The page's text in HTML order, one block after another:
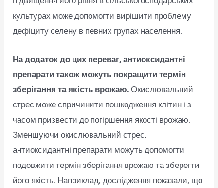
культурах може допомогти вирішити проблему
дефіциту селену в певних групах населення.
На додаток до цих переваг, антиоксидантні
препарати також можуть покращити термін
зберігання та якість врожаю.Окислювальний
стрес може спричинити пошкодження клітин і з
часом призвести до погіршення якості врожаю.
Зменшуючи окислювальний стрес,
антиоксидантні препарати можуть допомогти
подовжити термін зберігання врожаю та зберегти
його якість. Наприклад, дослідження показали, що